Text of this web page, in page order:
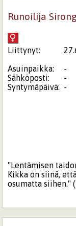
Runoilija
Liittynyt:
Asuinpaikka:
-
Sähköposti:
-
Syntymäpäivä: -
"Lentämisen
Kikka on siinä,
osumatta siihen."